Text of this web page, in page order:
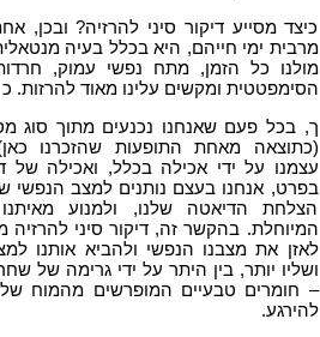
כיצד מסייע דיקור סיני להרזיה?
מרבית ימי חייהם, היא בכלל בעיה
מולנו כל הזמן, מתח נפשי עמוק,
הסימפטטית ומקשים עלינו מאוד להרזות. כ
ך, בכל פעם שאנחנו נכנעים מתוך סוג
(כתוצאה מאחת התופעות שהזכרנו
עצמנו על ידי אכילה בכלל, ואכילה של
בפרט, אנחנו בעצם נותנים למצב הנפשי
הצלחת הדיאטה שלנו, ולמנוע
המיוחלת. בהקשר זה, דיקור סיני
לאזן את מצבנו הנפשי ולהביא אותנו
ושליו יותר, בין היתר על ידי גרימה של
– חומרים טבעיים המופרשים מהמוח
להירגע.